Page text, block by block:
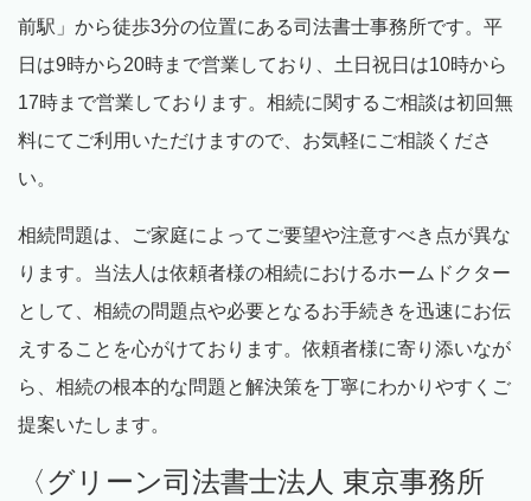
前駅」から徒歩3分の位置にある司法書士事務所です。平
日は9時から20時まで営業しており、土日祝日は10時から
17時まで営業しております。相続に関するご相談は初回無
料にてご利用いただけますので、お気軽にご相談くださ
い。
相続問題は、ご家庭によってご要望や注意すべき点が異な
ります。当法人は依頼者様の相続におけるホームドクター
として、相続の問題点や必要となるお手続きを迅速にお伝
えすることを心がけております。依頼者様に寄り添いなが
ら、相続の根本的な問題と解決策を丁寧にわかりやすくご
提案いたします。
〈グリーン司法書士法人 東京事務所